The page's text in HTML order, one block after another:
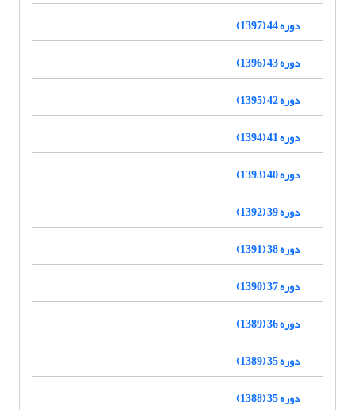
دوره 44 (1397)
دوره 43 (1396)
دوره 42 (1395)
دوره 41 (1394)
دوره 40 (1393)
دوره 39 (1392)
دوره 38 (1391)
دوره 37 (1390)
دوره 36 (1389)
دوره 35 (1389)
دوره 35 (1388)